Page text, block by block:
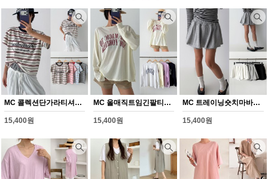
MC 콜렉션단가라티셔츠(Y372H608)
15,400원
MC 올매직트임긴팔티셔츠(Y373H608)
15,400원
MC 트레이닝숏치마바지(Y374H608)
15,400원